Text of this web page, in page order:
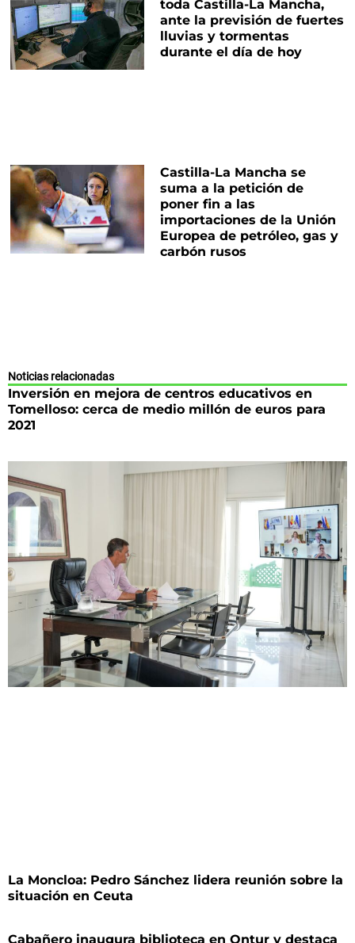
toda Castilla-La Mancha,
ante la previsión de fuertes
lluvias y tormentas
durante el día de hoy
Castilla-La Mancha se
suma a la petición de
poner fin a las
importaciones de la Unión
Europea de petróleo, gas y
carbón rusos
Noticias relacionadas
Inversión en mejora de centros educativos en
Tomelloso: cerca de medio millón de euros para
2021
La Moncloa: Pedro Sánchez lidera reunión sobre la
situación en Ceuta
Cabañero inaugura biblioteca en Ontur y destaca